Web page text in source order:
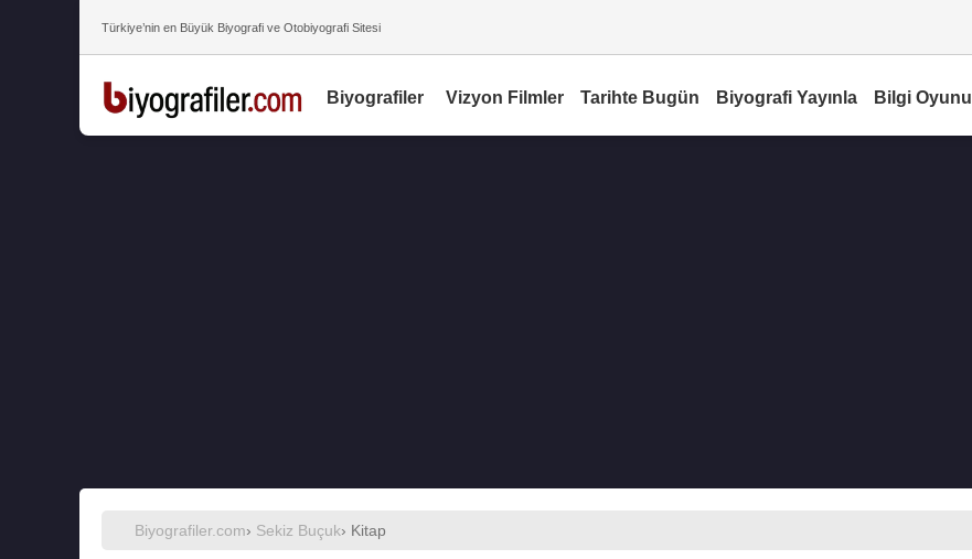
Türkiye’nin en Büyük Biyografi ve Otobiyografi Sitesi
Biyografiler Vizyon Filmler Tarihte Bugün Biyografi Yayınla Bilgi Oyunu
Biyografiler.com› Sekiz Buçuk› Kitap